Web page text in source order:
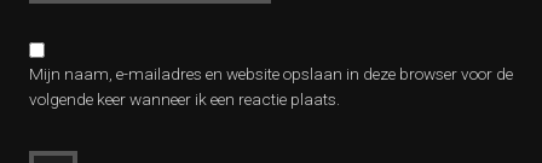
Mijn naam, e-mailadres en website opslaan in deze browser voor de
volgende keer wanneer ik een reactie plaats.